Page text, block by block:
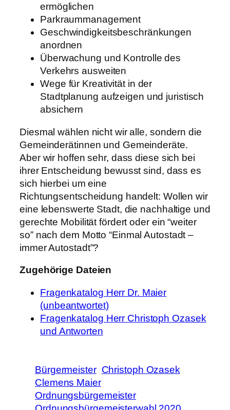
ermöglichen
Parkraummanagement
Geschwindigkeitsbeschränkungen
anordnen
Überwachung und Kontrolle des
Verkehrs ausweiten
Wege für Kreativität in der
Stadtplanung aufzeigen und juristisch
absichern
Diesmal wählen nicht wir alle, sondern die
Gemeinderätinnen und Gemeinderäte.
Aber wir hoffen sehr, dass diese sich bei
ihrer Entscheidung bewusst sind, dass es
sich hierbei um eine
Richtungsentscheidung handelt: Wollen wir
eine lebenswerte Stadt, die nachhaltige und
gerechte Mobilität fördert oder ein “weiter
so” nach dem Motto “Einmal Autostadt –
immer Autostadt”?
Zugehörige Dateien
Fragenkatalog Herr Dr. Maier
(unbeantwortet)
Fragenkatalog Herr Christoph Ozasek
und Antworten
Bürgermeister Christoph Ozasek
Clemens Maier
Ordnungsbürgemeister